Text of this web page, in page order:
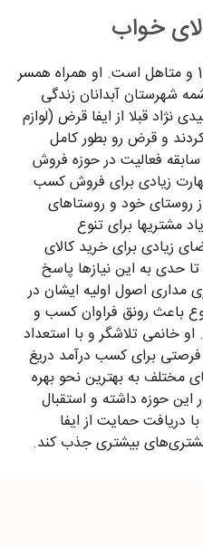
خواب
خانم زکیه کایدخورده متولد 1367 و متاهل است. او همراه همسر
شهرستان آبدانان زندگی
قبلا از ایفا قرض (لوازم
و قرض رو بطور کامل
فعالیت در حوزه فروش
زیادی برای فروش کسب
روستای خود و روستاهای
مشتریها برای تنوع
زیادی برای خرید کالای
حدی به این نیازها پاسخ
مداری اصول اولیه ایشان در
رونق فراوان کسب و
خانمی تلاشگر و با استعداد
برای کسب درآمد دریغ
به بهترین نحو بهره
این حوزه داشته و استقبال
دریافت حمایت از ایفا
بیشتری جذب کند.